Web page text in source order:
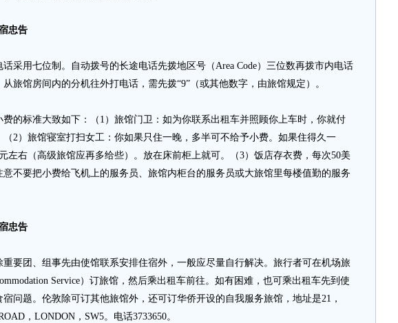
忠告
用七位制。自动拨号的长途电话先拨地区号（Area Code）三位数再拨市内电话
旅馆房间内的分机往外打电话，需先拨“9”（或其他数字，由旅馆规定）。
标准大致如下：（1）旅馆门卫：如为你联系出租车并照顾你上车时，你就付
（2）旅馆寝室打扫女工：你如果只住一晚，多半可不给予小费。如果住得久一
左右（高级旅馆应再多给些）。放在床前柜上就可。（3）饭店存衣费，每次50美
意不要把小费给飞机上的服务员、旅馆内柜台的服务员或大旅馆里每楼值勤的服务
忠告
团、组事先由使馆联系安排住宿外，一般应尽量自行解决。旅行者可在机场旅
Service）订旅馆，然后乘出租车前往。如有困难，也可乘出租车先到使
问题。伦敦除可订其他旅馆外，还可订华侨开设的自我服务旅馆，地址是21，
，LONDON，SW5。电话3733650。